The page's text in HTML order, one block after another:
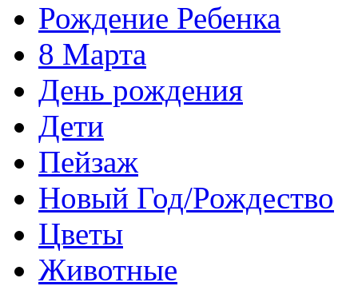
Рождение Ребенка
8 Марта
День рождения
Дети
Пейзаж
Новый Год/Рождество
Цветы
Животные